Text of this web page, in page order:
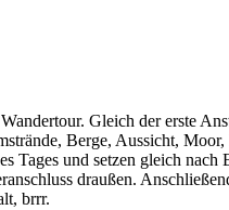
Gleich der erste
Berge, Aussicht,
Tages und setzen gleich nach
draußen.
brrr.